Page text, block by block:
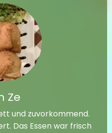
Ze
und zuvorkommend.
Das Essen war frisch